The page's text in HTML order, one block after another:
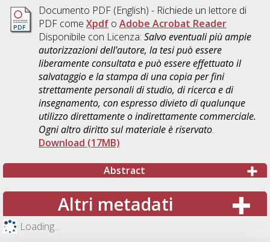
Documento PDF(English) - Richiede un lettore di
PDF come Xpdfo Adobe Acrobat Reader
Disponibile con Licenza: Salvo eventuali più ampie
autorizzazioni dell'autore, la tesi può essere
liberamente consultata e può essere effettuato il
salvataggio e la stampa di una copia per fini
strettamente personali di studio, di ricerca e di
insegnamento, con espresso divieto di qualunque
utilizzo direttamente o indirettamente commerciale.
Ogni altro diritto sul materiale è riservato.
Download (17MB)
Abstract
Altri metadati
Loading...